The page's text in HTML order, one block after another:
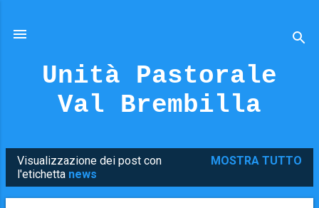
Unità Pastorale
Val Brembilla
o
Visualizzazione dei post con
l'etichetta news
MOSTRA TUTTO